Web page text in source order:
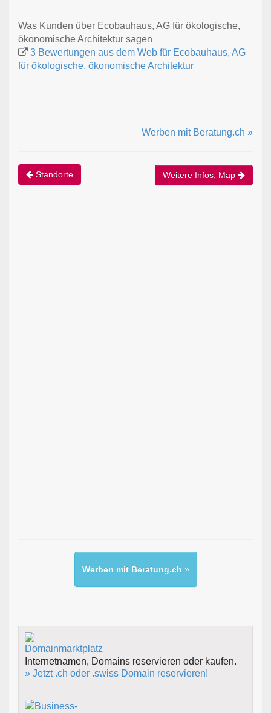
Was Kunden über Ecobauhaus, AG für ökologische,
ökonomische Architektur sagen
3 Bewertungen aus dem Web für Ecobauhaus, AG
für ökologische, ökonomische Architektur
Werben mit Beratung.ch »
Standorte Weitere Infos, Map
Werben mit Beratung.ch »
Internetnamen, Domains reservieren oder kaufen.
» Jetzt .ch oder .swiss Domain reservieren!